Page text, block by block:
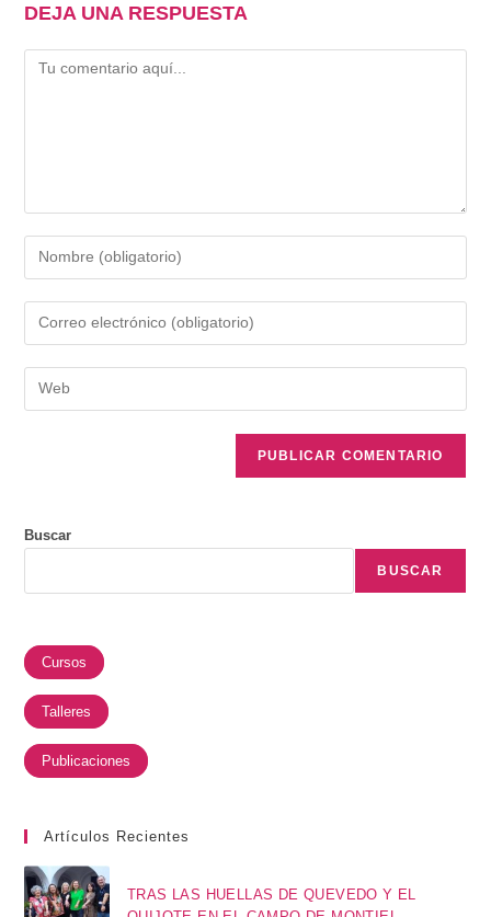
DEJA UNA RESPUESTA
Buscar
BUSCAR
Cursos
Talleres
Publicaciones
Artículos Recientes
TRAS LAS HUELLAS DE QUEVEDO Y EL